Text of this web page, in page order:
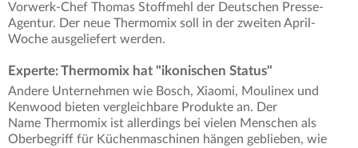
Vorwerk-Chef Thomas Stoffmehl der Deutschen Presse-
Agentur. Der neue Thermomix soll in der zweiten April-
Woche ausgeliefert werden.
Experte: Thermomix hat "ikonischen Status"
Andere Unternehmen wie Bosch, Xiaomi, Moulinex und
Kenwood bieten vergleichbare Produkte an. Der
Name Thermomix ist allerdings bei vielen Menschen als
Oberbegriff für Küchenmaschinen hängen geblieben, wie